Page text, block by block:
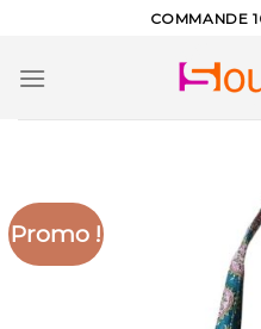
content
COMMANDE
Promo !